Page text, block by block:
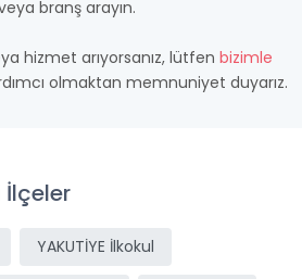
branş arayın.
hizmet arıyorsanız, lütfen bizimle
olmaktan memnuniyet duyarız.
İlçeler
YAKUTİYE İlkokul